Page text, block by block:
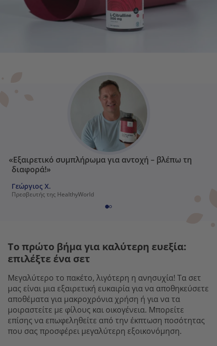
«Εξαιρετικό συμπλήρωμα για αντοχή – βλέπω τη
διαφορά!»
Γεώργιος Χ.
Πρεσβευτής της HealthyWorld
Το πρώτο βήμα για καλύτερη ευεξία:
επιλέξτε ένα σετ
Μεγαλύτερο το πακέτο, λιγότερη η ανησυχία! Τα σετ
μας είναι μια εξαιρετική ευκαιρία για να αποθηκεύσετε
αποθέματα για μακροχρόνια χρήση ή για να τα
μοιραστείτε με φίλους και οικογένεια. Μπορείτε
επίσης να επωφεληθείτε από την έκπτωση ποσότητας
που σας προσφέρει μεγαλύτερη εξοικονόμηση.